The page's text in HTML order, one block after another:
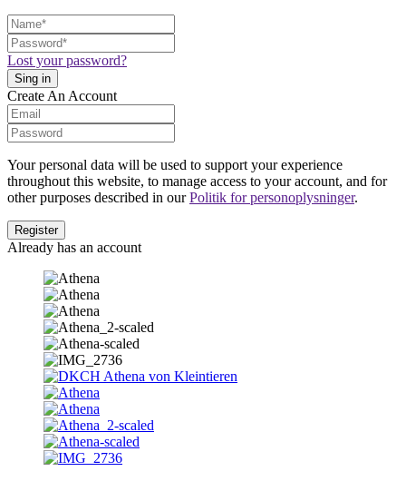
Lost your password?
Create An Account
Your personal data will be used to support your experience
throughout this website, to manage access to your account, and for
other purposes described in ourPolitik for personoplysninger.
Already has an account